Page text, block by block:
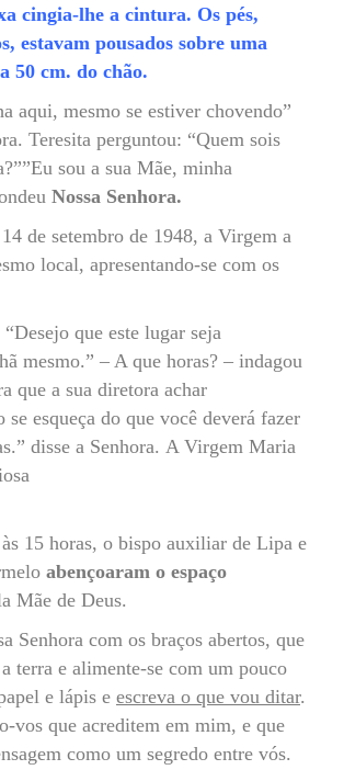
cingia-lhe a cintura. Os pés,
estavam pousados sobre uma
50 cm. do chão.
aqui, mesmo se estiver chovendo”
Teresita perguntou: “Quem sois
sou a sua Mãe, minha
Nossa Senhora.
de setembro de 1948, a Virgem a
local, apresentando-se com os
que este lugar seja
mesmo.” – A que horas? – indagou
que a sua diretora achar
se esqueça do que você deverá fazer
disse a Senhora. A Virgem Maria
15 horas, o bispo auxiliar de Lipa e
abençoaram o espaço
Mãe de Deus.
Senhora com os braços abertos, que
terra e alimente-se com um pouco
e lápis e escreva o que vou ditar.
vos que acreditem em mim, e que
como um segredo entre vós.